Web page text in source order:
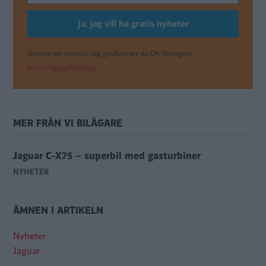
Genom att anmäla dig godkänner du OK-förlagets
personuppgiftspolicy.
MER FRÅN VI BILÄGARE
Jaguar C-X75 – superbil med gasturbiner
NYHETER
ÄMNEN I ARTIKELN
Nyheter
Jaguar